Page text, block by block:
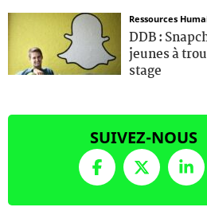
Ressources
DDB :
jeunes à
stage
SUIVEZ-NOUS